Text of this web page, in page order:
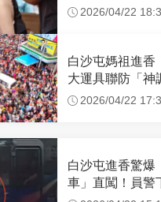
禮生 一輩子不
2026/04/22
白沙屯媽祖進香
大運具聯防「神
32.1萬創新高
2026/04/22
白沙屯進香驚爆
車」直闖！員警